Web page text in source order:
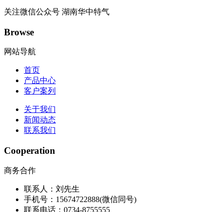
关注微信公众号 湖南华中特气
Browse
网站导航
首页
产品中心
客户案列
关于我们
新闻动态
联系我们
Cooperation
商务合作
联系人：刘先生
手机号：15674722888(微信同号)
联系电话：0734-8755555